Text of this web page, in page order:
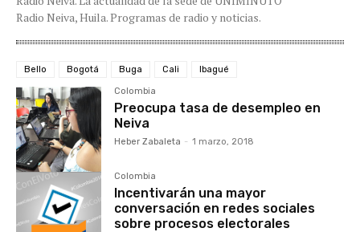
Radio Neiva, Huila. Programas de radio y noticias.
Bello Bogotá Buga Cali Ibagué
Colombia
Preocupa tasa de desempleo en
Neiva
Heber Zabaleta - 1 marzo, 2018
Colombia
Incentivarán una mayor
conversación en redes sociales
sobre procesos electorales